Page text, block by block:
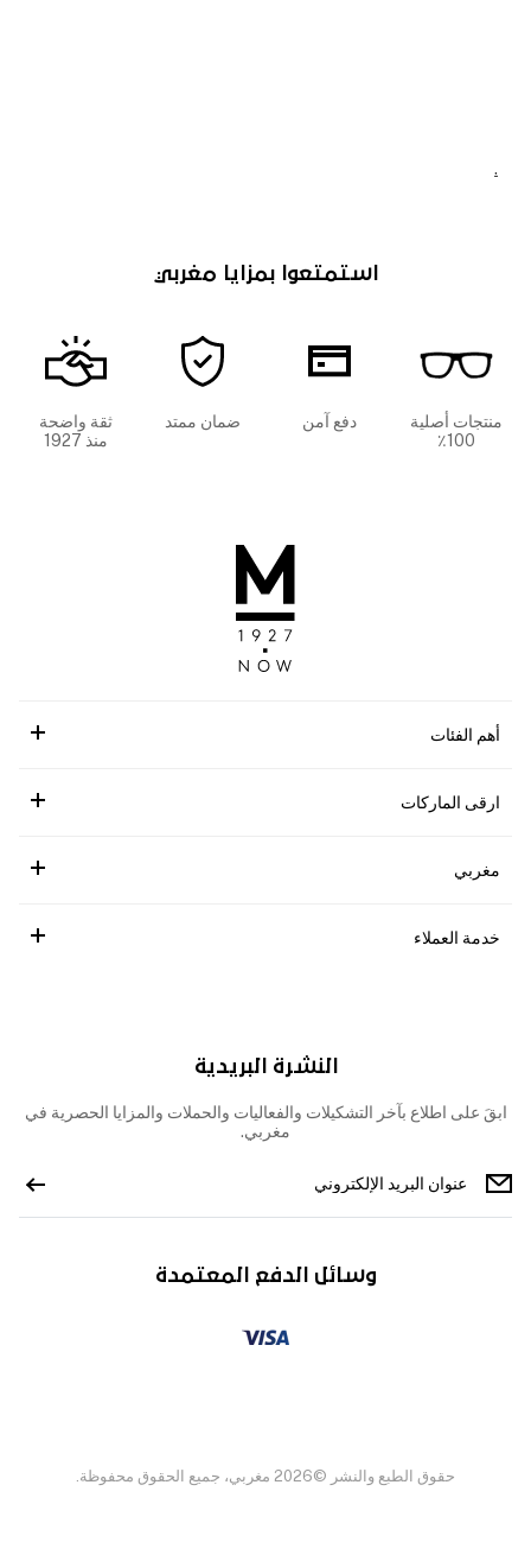
.
استمتعوا بمزايا مغربي
منتجات أصلية
100٪
دفع آمن ضمان ممتد
ثقة واضحة
منذ 1927
أهم الفئات
ارقى الماركات
مغربي
خدمة العملاء
النشرة البريدية
ابقَ على اطلاع بآخر التشكيلات والفعاليات والحملات والمزايا الحصرية في
مغربي.
وسائل الدفع المعتمدة
حقوق الطبع والنشر ©2026 مغربي، جميع الحقوق محفوظة.